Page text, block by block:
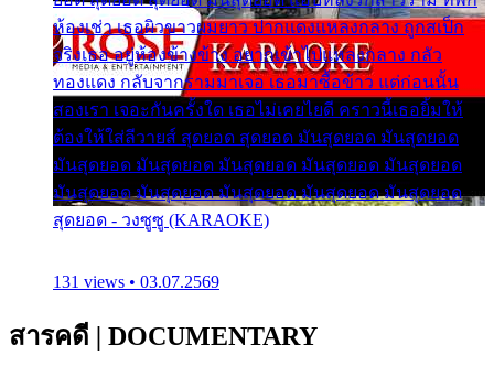
ห้องเช่า เธอผิวขาวผมยาว ปากแดงแหลงกลาง ถูกสเป็ก
จริงเธอ อยู่ห้องข้างข้าง อยากเข้าไปแหลงกลาง กลัว
ทองแดง กลับจากรามมาเจอ เธอมาซื้อข้าว แต่ก่อนนั้น
สองเรา เจอะกันครั้งใด เธอไม่เคยไยดี คราวนี้เธอยิ้มให้
ต้องให้ใส่ลีวายส์ สุดยอด สุดยอด มันสุดยอด มันสุดยอด
มันสุดยอด มันสุดยอด มันสุดยอด มันสุดยอด มันสุดยอด
มันสุดยอด มันสุดยอด มันสุดยอด มันสุดยอด มันสุดยอด
สุดยอด - วงซูซู (KARAOKE)
131 views • 03.07.2569
สารคดี | DOCUMENTARY